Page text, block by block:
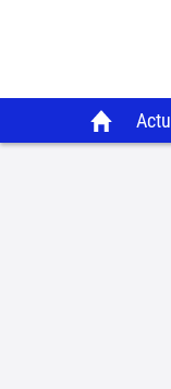
Actu